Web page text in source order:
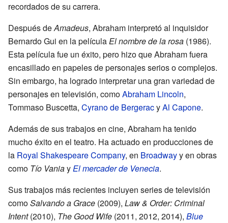
recordados de su carrera.
Después deAmadeus, Abraham interpretó al inquisidor
Bernardo Gui en la películaEl nombre de la rosa (1986).
Esta película fue un éxito, pero hizo que Abraham fuera
encasillado en papeles de personajes serios o complejos.
Sin embargo, ha logrado interpretar una gran variedad de
personajes en televisión, comoAbraham Lincoln,
Tommaso Buscetta, Cyrano de BergeracyAl Capone.
Además de sus trabajos en cine, Abraham ha tenido
mucho éxito en el teatro. Ha actuado en producciones de
la Royal Shakespeare Company, en Broadwayy en obras
como Tío VaniayEl mercader de Venecia.
Sus trabajos más recientes incluyen series de televisión
comoSalvando a Grace (2009), Law & Order: Criminal
Intent(2010), The Good Wife (2011, 2012, 2014), Blue